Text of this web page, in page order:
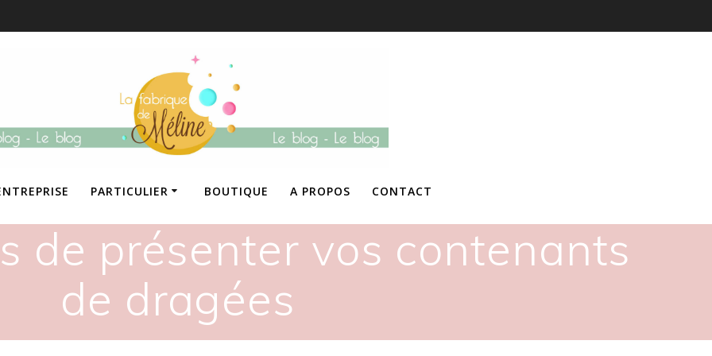
PARTICULIER BOUTIQUE A PROPOS CONTACT
de présenter vos contenants
de dragées